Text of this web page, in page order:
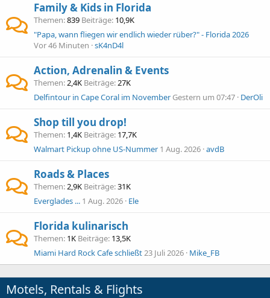
Family & Kids in Florida
Themen 839 Beiträge 10,9K
"Papa, wann fliegen wir endlich wieder rüber?" - Florida 2026
Vor 46 Minuten sK4nD4l
Action, Adrenalin & Events
Themen 2,4K Beiträge 27K
Delfintour in Cape Coral im November Gestern um 07:47 DerOli
Shop till you drop!
Themen 1,4K Beiträge 17,7K
Walmart Pickup ohne US-Nummer 1 Aug. 2026 avdB
Roads & Places
Themen 2,9K Beiträge 31K
Everglades ... 1 Aug. 2026 Ele
Florida kulinarisch
Themen 1K Beiträge 13,5K
Miami Hard Rock Cafe schließt23 Juli 2026 Mike_FB
Motels, Rentals & Flights